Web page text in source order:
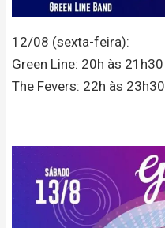
12/08 (sexta-feira):
Green Line: 20h às 21h30
The Fevers: 22h às 23h30